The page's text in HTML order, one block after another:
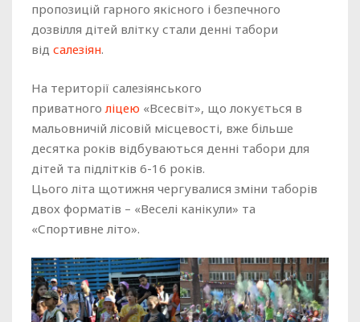
пропозицій гарного якісного і безпечного
дозвілля дітей влітку стали денні табори
від салезіян.
На території салезіянського
приватноголіцею «Всесвіт», що локується в
мальовничій лісовій місцевості, вже більше
десятка років відбуваються денні табори для
дітей та підлітків 6-16 років.
Цього літа щотижня чергувалися зміни таборів
двох форматів – «Веселі канікули» та
«Спортивне літо».